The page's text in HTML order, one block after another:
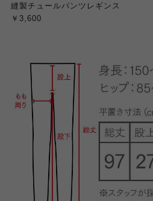
縫製チュールパンツレギンス
￥3,600